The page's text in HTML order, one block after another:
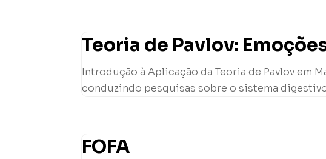
Teoria de Pavlov:
Introdução à Aplicação da Teoria de Pavlov em
conduzindo pesquisas sobre o sistema digestivo
FOFA